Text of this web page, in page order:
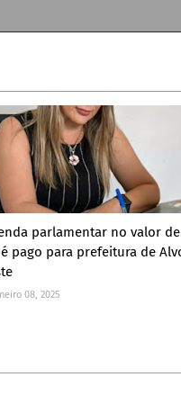
parlamentar no valor de
pago para prefeitura de
08, 2025